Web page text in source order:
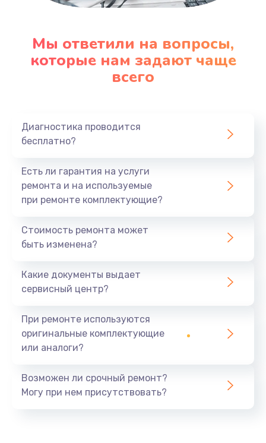
Мы ответили на вопросы,
которые нам задают чаще
всего
Диагностика проводится
бесплатно?
Есть ли гарантия на услуги
ремонта и на используемые
при ремонте комплектующие?
Стоимость ремонта может
быть изменена?
Какие документы выдает
сервисный центр?
При ремонте используются
оригинальные комплектующие
или аналоги?
Возможен ли срочный ремонт?
Могу при нем присутствовать?